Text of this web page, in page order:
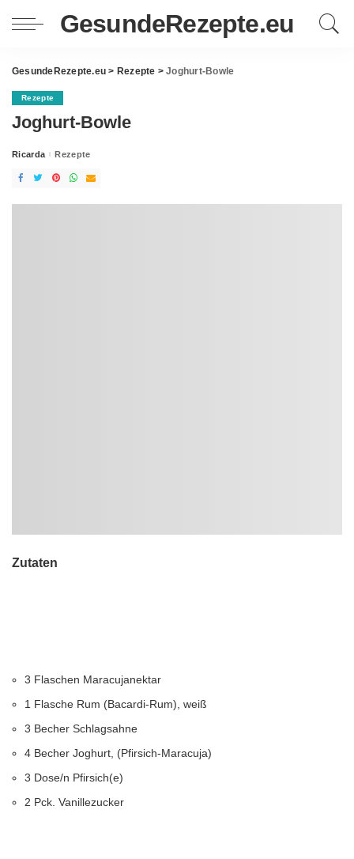
GesundeRezepte.eu
GesundeRezepte.eu > Rezepte >Joghurt-Bowle
Rezepte
Joghurt-Bowle
Posted
Ricarda Rezepte
Zutaten
3 Flaschen Maracujanektar
1 Flasche Rum (Bacardi-Rum), weiß
3 Becher Schlagsahne
4 Becher Joghurt, (Pfirsich-Maracuja)
3 Dose/n Pfirsich(e)
2 Pck. Vanillezucker